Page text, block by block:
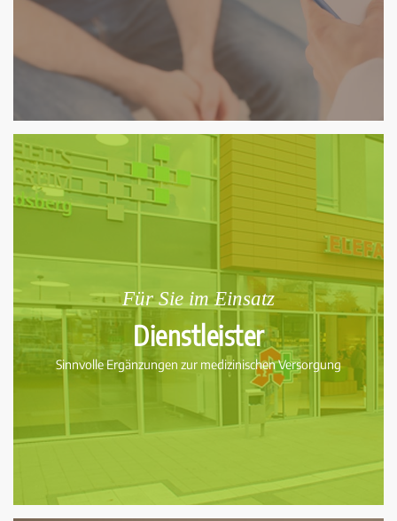
Für Sie im Einsatz
Dienstleister
Sinnvolle Ergänzungen zur medizinischen Versorgung